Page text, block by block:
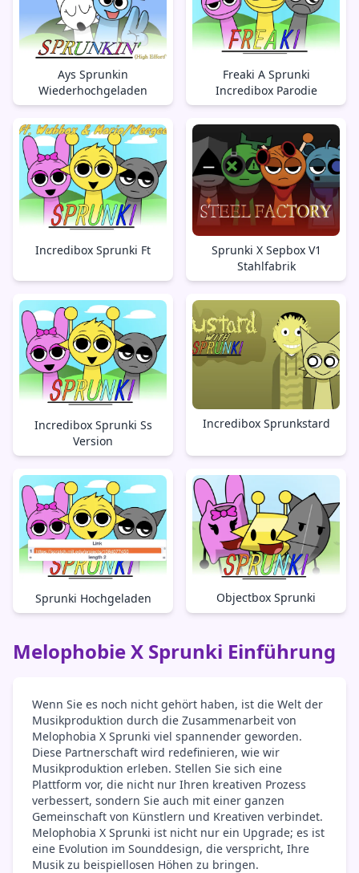
Ays Sprunkin
Wiederhochgeladen
Freaki A Sprunki
Incredibox Parodie
Incredibox Sprunki Ft
Sprunki X Sepbox V1
Stahlfabrik
Incredibox Sprunki Ss
Version
Incredibox Sprunkstard
Sprunki Hochgeladen Objectbox Sprunki
Melophobie X Sprunki Einführung
Wenn Sie es noch nicht gehört haben, ist die Welt der
Musikproduktion durch die Zusammenarbeit von
Melophobia X Sprunki viel spannender geworden.
Diese Partnerschaft wird redefinieren, wie wir
Musikproduktion erleben. Stellen Sie sich eine
Plattform vor, die nicht nur Ihren kreativen Prozess
verbessert, sondern Sie auch mit einer ganzen
Gemeinschaft von Künstlern und Kreativen verbindet.
Melophobia X Sprunki ist nicht nur ein Upgrade; es ist
eine Evolution im Sounddesign, die verspricht, Ihre
Musik zu beispiellosen Höhen zu bringen.